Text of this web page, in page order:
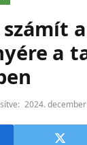
a
2024.